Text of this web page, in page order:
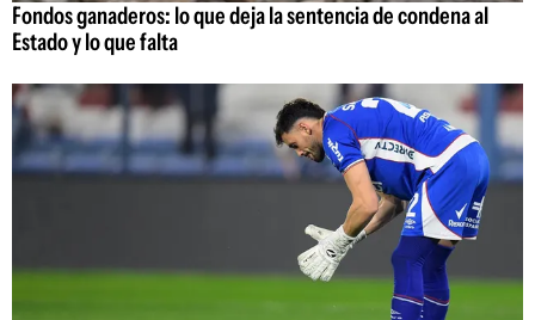
Fondos ganaderos: lo que deja la sentencia de condena al
Estado y lo que falta